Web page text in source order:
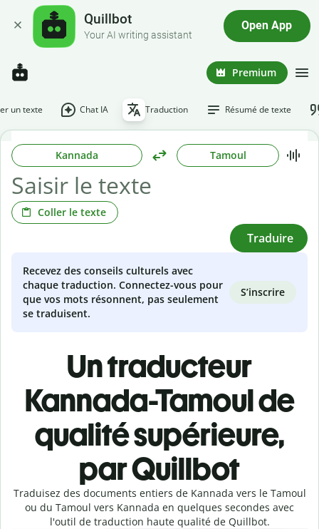
Quillbot
Your AI writing assistant
Open App
Premium
un texte Chat IA Traduction Résumé de texte
Kannada Tamoul
Coller le texte
Traduire
Recevez des conseils culturels avec
chaque traduction. Connectez-vous pour
que vos mots résonnent, pas seulement
se traduisent.
S’inscrire
Un traducteur
Kannada-Tamoul de
qualité supérieure,
par Quillbot
Traduisez des documents entiers de Kannada vers le Tamoul
ou du Tamoul vers Kannada en quelques secondes avec
l'outil de traduction haute qualité de Quillbot.